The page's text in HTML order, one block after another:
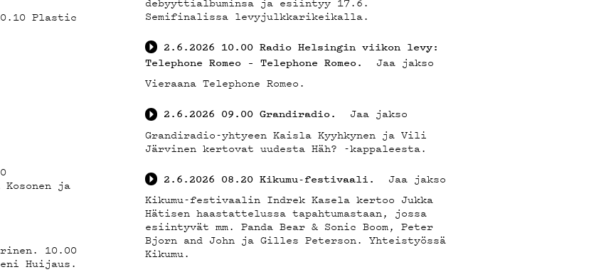
Semifinalissa levyjulkkarikeikalla.
2.6.2026 10.00 Radio Helsingin viikon levy:
Telephone Romeo – Telephone Romeo.
Jaa jakso
Vieraana Telephone Romeo.
2.6.2026 09.00 Grandiradio.
Jaa jakso
Grandiradio-yhtyeen Kaisla Kyyhkynen ja Vili
Järvinen kertovat uudesta Häh? -kappaleesta.
2.6.2026 08.20 Kikumu-festivaali.
Jaa jakso
Kikumu-festivaalin Indrek Kasela kertoo Jukka
Hätisen haastattelussa tapahtumastaan, jossa
esiintyvät mm. Panda Bear & Sonic Boom, Peter
Bjorn and John ja Gilles Peterson. Yhteistyössä
Kikumu.
Plastic
ja
10.00
Huijaus.